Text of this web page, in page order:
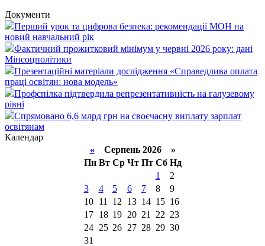
Документи
Перший урок та цифрова безпека: рекомендації МОН на
новий навчальний рік
Фактичний прожитковий мінімум у червні 2026 року: дані
Мінсоцполітики
Презентаційні матеріали дослідження «Справедлива оплата
праці освітян: нова модель»
Профспілка підтвердила репрезентативність на галузевому
рівні
Спрямовано 6,6 млрд грн на своєчасну виплату зарплат
освітянам
Календар
«Серпень 2026 »
Пн Вт Ср Чт Пт Сб Нд
1
2
3
4 5 6 7 8
9
10
11 12 13 14 15 16
17
18 19 20 21 22 23
24
25 26 27 28 29 30
31